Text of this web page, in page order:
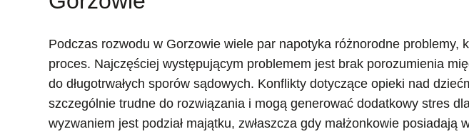
Podczas rozwodu w Gorzowie wiele par napotyka różnorodne problemy,
proces. Najczęściej występującym problemem jest brak porozumienia
do długotrwałych sporów sądowych. Konflikty dotyczące opieki nad
szczególnie trudne do rozwiązania i mogą generować dodatkowy stres
wyzwaniem jest podział majątku, zwłaszcza gdy małżonkowie posiadają